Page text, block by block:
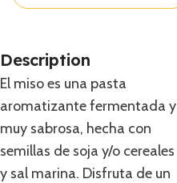
Description
El miso es una pasta
aromatizante fermentada y
muy sabrosa, hecha con
semillas de soja y/o cereales
y sal marina. Disfruta de un